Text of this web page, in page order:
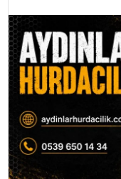
TEKNOLOJI
YAŞAM